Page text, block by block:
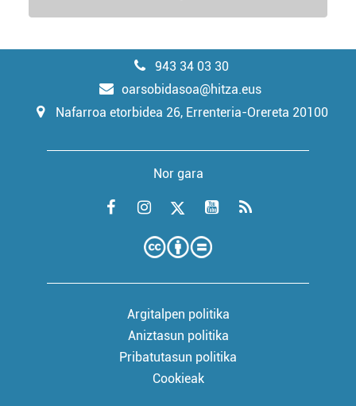
943 34 03 30
oarsobidasoa@hitza.eus
Nafarroa etorbidea 26, Errenteria-Orereta 20100
Nor gara
Argitalpen politika
Aniztasun politika
Pribatutasun politika
Cookieak